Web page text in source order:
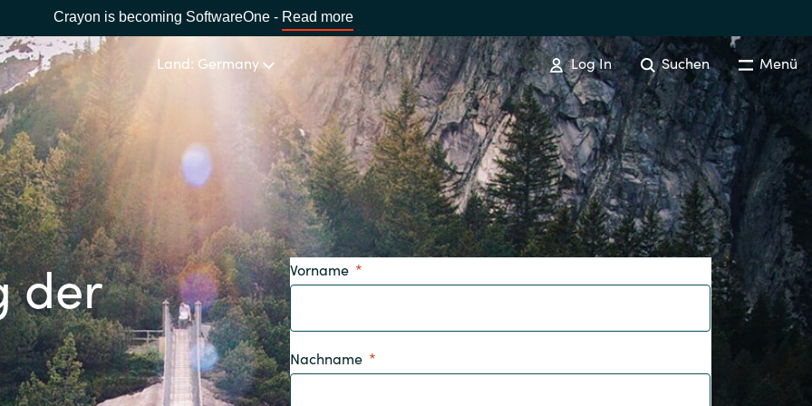
Crayon is becoming SoftwareOne - Read more
Land: Germany Log In Suchen Menü
LAND WÄHLEN
Africa
Australia
Bulgaria
Estonia
SOFTWARE PARTNER
Acronis
Adobe
Alludo
AWS
Azul
ADOBE
Adobe Produkte
der
Vorname
Nachname